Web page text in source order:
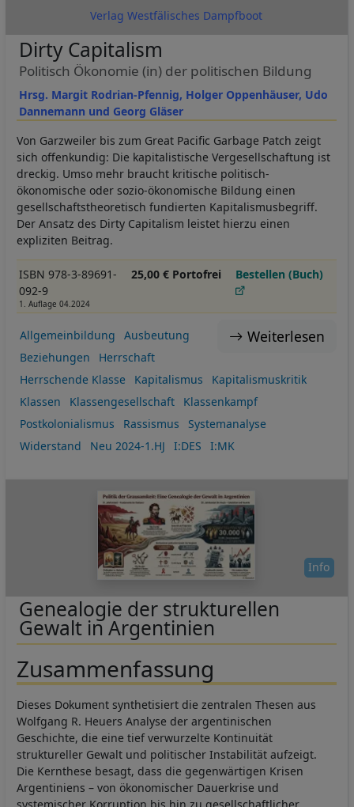
Verlag Westfälisches Dampfboot
Hrsg. Margit Rodrian-Pfennig, Holger Oppenhäuser, Udo
Dannemann und Georg Gläser
Dirty Capitalism
Politisch Ökonomie (in) der politischen Bildung
Von Garzweiler bis zum Great Pacific Garbage Patch zeigt
sich offenkundig: Die kapitalistische Vergesellschaftung ist
dreckig. Umso mehr braucht kritische politisch-
ökonomische oder sozio-ökonomische Bildung einen
gesellschaftstheoretisch fundierten Kapitalismusbegriff.
Der Ansatz des Dirty Capitalism leistet hierzu einen
expliziten Beitrag.
ISBN 978-3-89691-
092-9
1. Auflage 04.2024
25,00 € Portofrei Bestellen (Buch)
Weiterlesen
Allgemeinbildung
Ausbeutung
Beziehungen
Herrschaft
Herrschende Klasse
Kapitalismus
Kapitalismuskritik
Klassen
Klassengesellschaft
Klassenkampf
Postkolonialismus
Rassismus
Systemanalyse
Widerstand
Neu 2024-1.HJ I:DES I:MK
Info
Genealogie der strukturellen
Gewalt in Argentinien
Zusammenfassung
Dieses Dokument synthetisiert die zentralen Thesen aus
Wolfgang R. Heuers Analyse der argentinischen
Geschichte, die eine tief verwurzelte Kontinuität
struktureller Gewalt und politischer Instabilität aufzeigt.
Die Kernthese besagt, dass die gegenwärtigen Krisen
Argentiniens – von ökonomischer Dauerkrise und